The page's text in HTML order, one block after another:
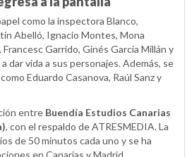
como la inspectora Blanco,
Abelló, Ignacio Montes, Mona
Garrido, Ginés García Millán y
dar vida a sus personajes. Además, se
Eduardo Casanova, Raúl Sanz y
entre Buendía Estudios Canarias
, con el respaldo de ATRESMEDIA. La
de 50 minutos cada uno y se ha
en Canarias y Madrid.